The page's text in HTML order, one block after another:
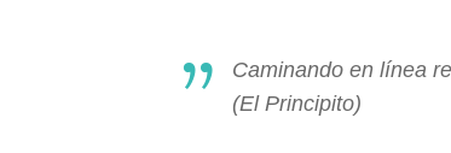
Caminando en línea
(El Principito)